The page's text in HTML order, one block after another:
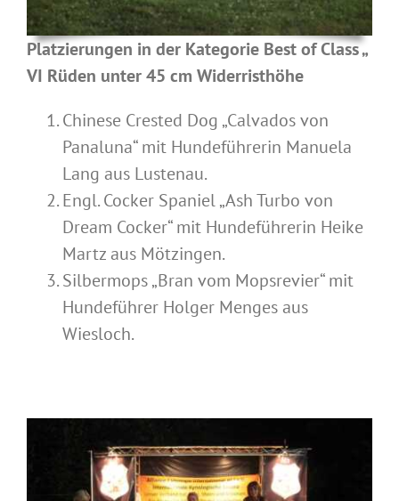
Platzierungen in der Kategorie Best of Class „
VI Rüden unter 45 cm Widerristhöhe
Chinese Crested Dog „Calvados von
Panaluna“ mit Hundeführerin Manuela
Lang aus Lustenau.
Engl. Cocker Spaniel „Ash Turbo von
Dream Cocker“ mit Hundeführerin Heike
Martz aus Mötzingen.
Silbermops „Bran vom Mopsrevier“ mit
Hundeführer Holger Menges aus
Wiesloch.